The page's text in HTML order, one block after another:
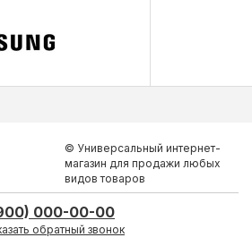
© Универсальный интернет-
магазин для продажи любых
видов товаров
000-00-00
обратный звонок